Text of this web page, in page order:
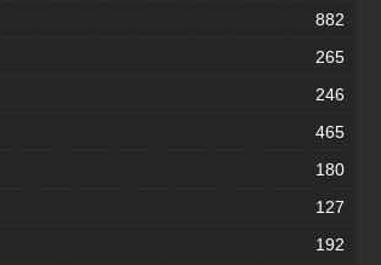
882
265
246
465
180
127
192